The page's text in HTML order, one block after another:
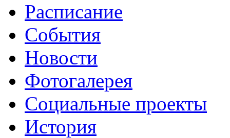
Расписание
События
Новости
Фотогалерея
Социальные проекты
История